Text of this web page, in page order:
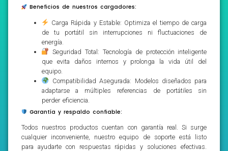
Beneficios de nuestros cargadores:
Carga Rápida y Estable: Optimiza el tiempo de carga
de tu portátil sin interrupciones ni fluctuaciones de
energía.
Seguridad Total: Tecnología de protección inteligente
que evita daños internos y prolonga la vida útil del
equipo.
Compatibilidad Asegurada: Modelos diseñados para
adaptarse a múltiples referencias de portátiles sin
perder eficiencia.
Garantía y respaldo confiable:
Todos nuestros productos cuentan con garantía real. Si surge
cualquier inconveniente, nuestro equipo de soporte está listo
para ayudarte con respuestas rápidas y soluciones efectivas.